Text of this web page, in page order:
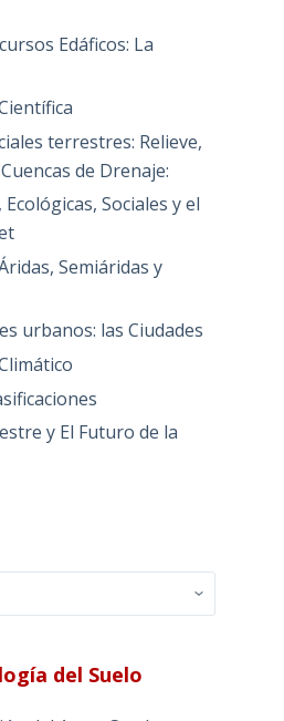
Edáficos: La
terrestres: Relieve,
de Drenaje:
Sociales y el
Semiáridas y
urbanos: las Ciudades
y El Futuro de la
del Suelo